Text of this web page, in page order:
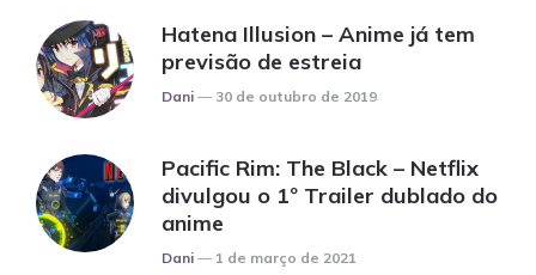
Hatena Illusion – Anime já tem
previsão de estreia
Posted
Dani 30 de outubro de 2019
Pacific Rim: The Black – Netflix
divulgou o 1º Trailer dublado do
anime
Posted
Dani 1 de março de 2021